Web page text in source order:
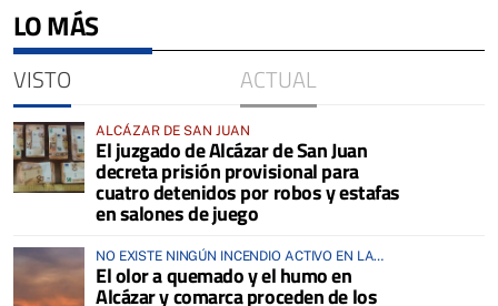
LO MÁS
VISTO ACTUAL
ALCÁZAR DE SAN JUAN
El juzgado de Alcázar de San Juan
decreta prisión provisional para
cuatro detenidos por robos y estafas
en salones de juego
NO EXISTE NINGÚN INCENDIO ACTIVO EN LA
COMARCA
El olor a quemado y el humo en
Alcázar y comarca proceden de los